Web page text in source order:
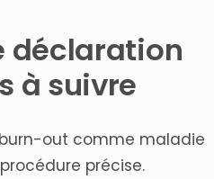
déclaration
à suivre
out comme maladie
précise.